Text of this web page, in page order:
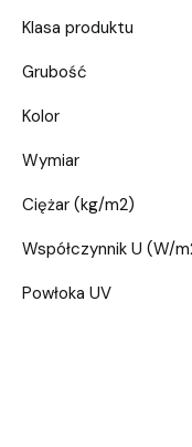
Klasa produktu
Grubość
Kolor
Wymiar
Ciężar (kg/m2)
Współczynnik U (W/
Powłoka UV